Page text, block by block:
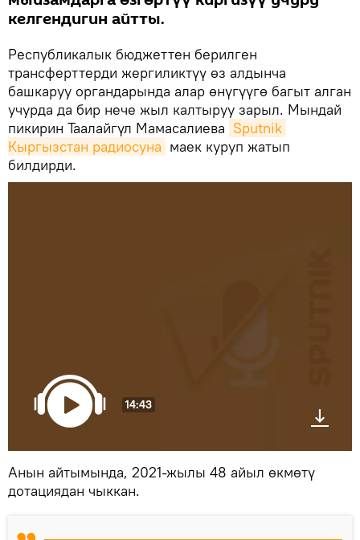
келгендигин айтты.
Республикалык бюджеттен берилген
трансферттерди жергиликтүү өз алдынча
башкаруу органдарында алар өнүгүүгө багыт алган
учурда да бир нече жыл калтыруу зарыл. Мындай
пикирин Таалайгүл Мамасалиева Sputnik
Кыргызстан радиосуна маек куруп жатып
билдирди.
14:43
Анын айтымында, 2021-жылы 48 айыл өкмөтү
дотациядан чыккан.